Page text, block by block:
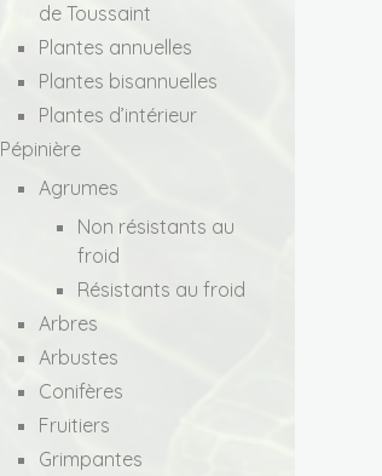
de Toussaint
Plantes annuelles
Plantes bisannuelles
Plantes d’intérieur
Pépinière
Agrumes
Non résistants au
froid
Résistants au froid
Arbres
Arbustes
Conifères
Fruitiers
Grimpantes